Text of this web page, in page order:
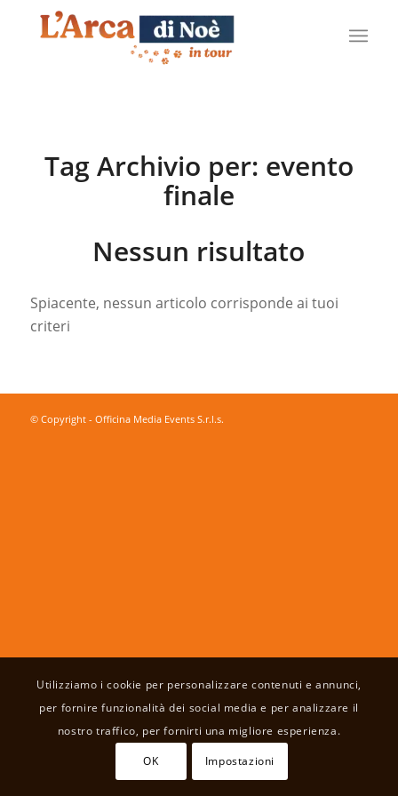
Tag Archivio per: evento
finale
Nessun risultato
Spiacente, nessun articolo corrisponde ai tuoi
criteri
© Copyright - Officina Media Events S.r.l.s.
Utilizziamo i cookie per personalizzare contenuti e annunci,
per fornire funzionalità dei social media e per analizzare il
nostro traffico, per fornirti una migliore esperienza.
OK Impostazioni